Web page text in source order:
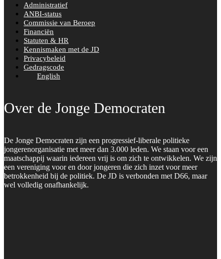
Administratief
ANBI-status
Commissie van Beroep
Financiën
Statuten & HR
Kennismaken met de JD
Privacybeleid
Gedragscode
English
Over de Jonge Democraten
De Jonge Democraten zijn een progressief-liberale politieke
jongerenorganisatie met meer dan 3.000 leden. We staan voor een
maatschappij waarin iedereen vrij is om zich te ontwikkelen. We zijn
een vereniging voor en door jongeren die zich inzet voor meer
betrokkenheid bij de politiek. De JD is verbonden met D66, maar
wel volledig onafhankelijk.